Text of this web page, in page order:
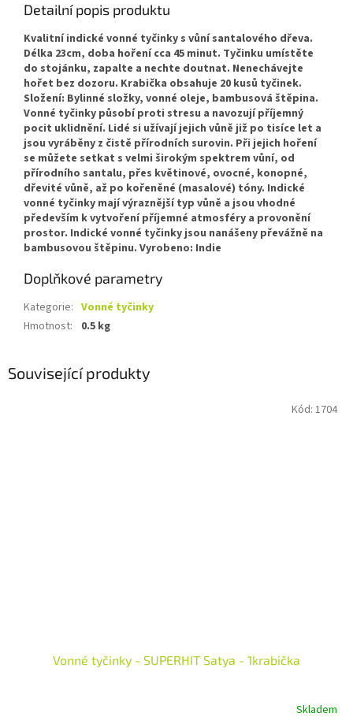
Detailní popis produktu
Kvalitní indické vonné tyčinky s vůní santalového dřeva.
Délka 23cm, doba hoření cca 45 minut. Tyčinku umístěte
do stojánku, zapalte a nechte doutnat. Nenechávejte
hořet bez dozoru. Krabička obsahuje 20 kusů tyčinek.
Složení: Bylinné složky, vonné oleje, bambusová štěpina.
Vonné tyčinky působí proti stresu a navozují příjemný
pocit uklidnění. Lidé si užívají jejich vůně již po tisíce let a
jsou vyráběny z čistě přírodních surovin. Při jejich hoření
se můžete setkat s velmi širokým spektrem vůní, od
přírodního santalu, přes květinové, ovocné, konopné,
dřevité vůně, až po kořeněné (masalové) tóny. Indické
vonné tyčinky mají výraznější typ vůně a jsou vhodné
především k vytvoření příjemné atmosféry a provonění
prostor. Indické vonné tyčinky jsou nanášeny převážně na
bambusovou štěpinu. Vyrobeno: Indie
Doplňkové parametry
Kategorie: Vonné tyčinky
Hmotnost: 0.5 kg
Související produkty
Vonné tyčinky - SUPERHIT Satya - 1krabička
Skladem
Kód: 1704